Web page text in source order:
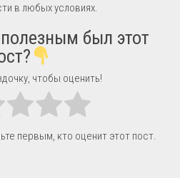
в любых условиях.
был этот
чтобы оценить!
первым, кто оценит этот пост.